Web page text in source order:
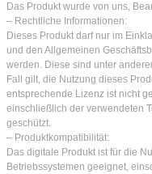
Das Produkt wurde von uns,
– Rechtliche Informationen:
Dieses Produkt darf nur im
und den Allgemeinen
werden. Diese sind unter
Fall gilt, die Nutzung dieses
entsprechende Lizenz ist nicht
einschließlich der verwendeten
geschützt.
– Produktkompatibilität:
Das digitale Produkt ist für die
Betriebssystemen geeignet,